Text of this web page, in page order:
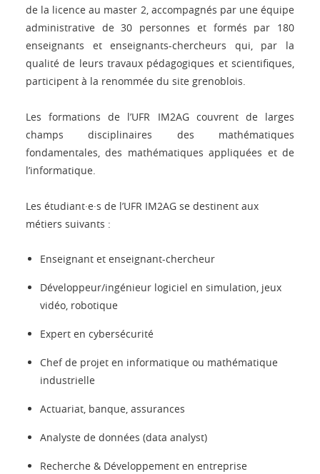
de la licence au master 2, accompagnés par une équipe
administrative de 30 personnes et formés par 180
enseignants et enseignants-chercheurs qui, par la
qualité de leurs travaux pédagogiques et scientifiques,
participent à la renommée du site grenoblois.
Les formations de l’UFR IM2AG couvrent de larges
champs disciplinaires des mathématiques
fondamentales, des mathématiques appliquées et de
l’informatique.
Les étudiant·e·s de l’UFR IM2AG se destinent aux
métiers suivants :
Enseignant et enseignant-chercheur
Développeur/ingénieur logiciel en simulation, jeux
vidéo, robotique
Expert en cybersécurité
Chef de projet en informatique ou mathématique
industrielle
Actuariat, banque, assurances
Analyste de données (data analyst)
Recherche & Développement en entreprise